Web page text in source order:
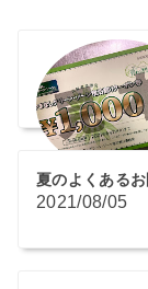
夏のよくある
2021/08/05